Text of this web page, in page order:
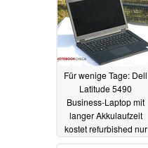
Für wenige Tage: Dell
Latitude 5490
Business-Laptop mit
langer Akkulaufzeit
kostet refurbished nur